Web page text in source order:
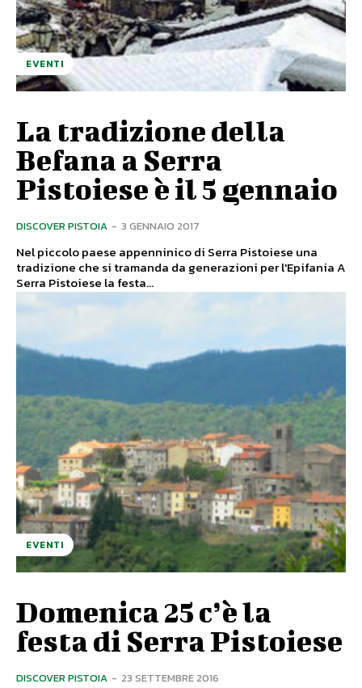
EVENTI
La tradizione della
Befana a Serra
Pistoiese è il 5 gennaio
DISCOVER PISTOIA - 3 GENNAIO 2017
Nel piccolo paese appenninico di Serra Pistoiese una
tradizione che si tramanda da generazioni per l'Epifania A
Serra Pistoiese la festa...
EVENTI
Domenica 25 c’è la
festa di Serra Pistoiese
DISCOVER PISTOIA - 23 SETTEMBRE 2016